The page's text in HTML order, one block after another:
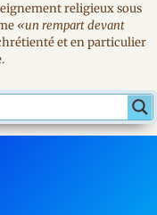
religieux sous
«un rempart devant
et en particulier